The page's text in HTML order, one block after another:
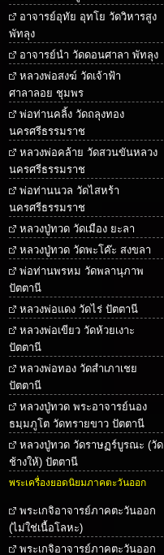
อาจารย์อุทัย อุทโย วัดวิหารสูง
พัทลุง
อาจารย์นำ วัดดอนศาลา พัทลุง
หลวงพ่อสงฆ์ วัดเจ้าฟ้า
ศาลาลอย ชุมพร
พ่อท่านคลิ้ง วัดถลุงทอง
นครศรีธรรมราช
หลวงพ่อคล้าย วัดสวนขันหลวง
นครศรีธรรมราช
พ่อท่านนวล วัดไสหร้า
นครศรีธรรมราช
หลวงปู่ทวด วัดเมือง ยะลา
หลวงปู่ทวด วัดพะโค๊ะ สงขลา
พ่อท่านพรหม วัดพลานุภาพ
ปัตตานี
หลวงพ่อแดง วัดไร่ ปัตตานี
หลวงพ่อเขียว วัดห้วยเงาะ
ปัตตานี
หลวงพ่อทอง วัดสำเภาเชย
ปัตตานี
หลวงปู่ทวด พระอาจารย์นอง
ธมฺมภูโต วัดทรายขาว ปัตตานี
หลวงปู่ทวด วัดราษฏร์บูรณะ (วัด
ช้างให้) ปัตตานี
พระเครื่องยอดนิยมภาคตะวันออก
พระเกจิอาจารย์ภาคตะวันออก
(ไม่ใช่เนื้อโลหะ)
พระเกจิอาจารย์ภาคตะวันออก